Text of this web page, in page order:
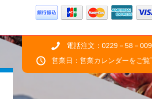
電話注文：0229－58－
営業日：営業カレンダーをご覧